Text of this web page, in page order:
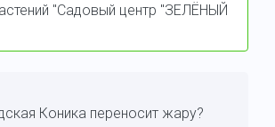
"Садовый центр "ЗЕЛЁНЫЙ
Коника переносит жару?